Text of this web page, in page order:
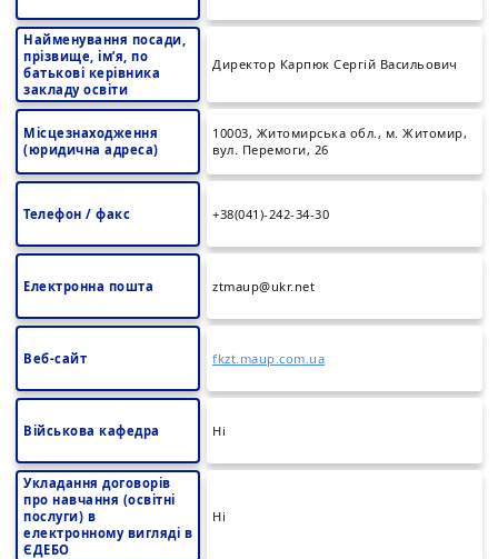
Найменування посади,
прізвище, ім’я, по
батькові керівника
закладу освіти
Директор Карпюк Сергій Васильович
Місцезнаходження
(юридична адреса)
10003, Житомирська обл., м. Житомир,
вул. Перемоги, 26
Телефон / факс +38(041)-242-34-30
Електронна пошта ztmaup@ukr.net
Веб-сайт fkzt.maup.com.ua
Військова кафедра Ні
Укладання договорів
про навчання (освітні
послуги) в
електронному вигляді в
ЄДЕБО
Ні